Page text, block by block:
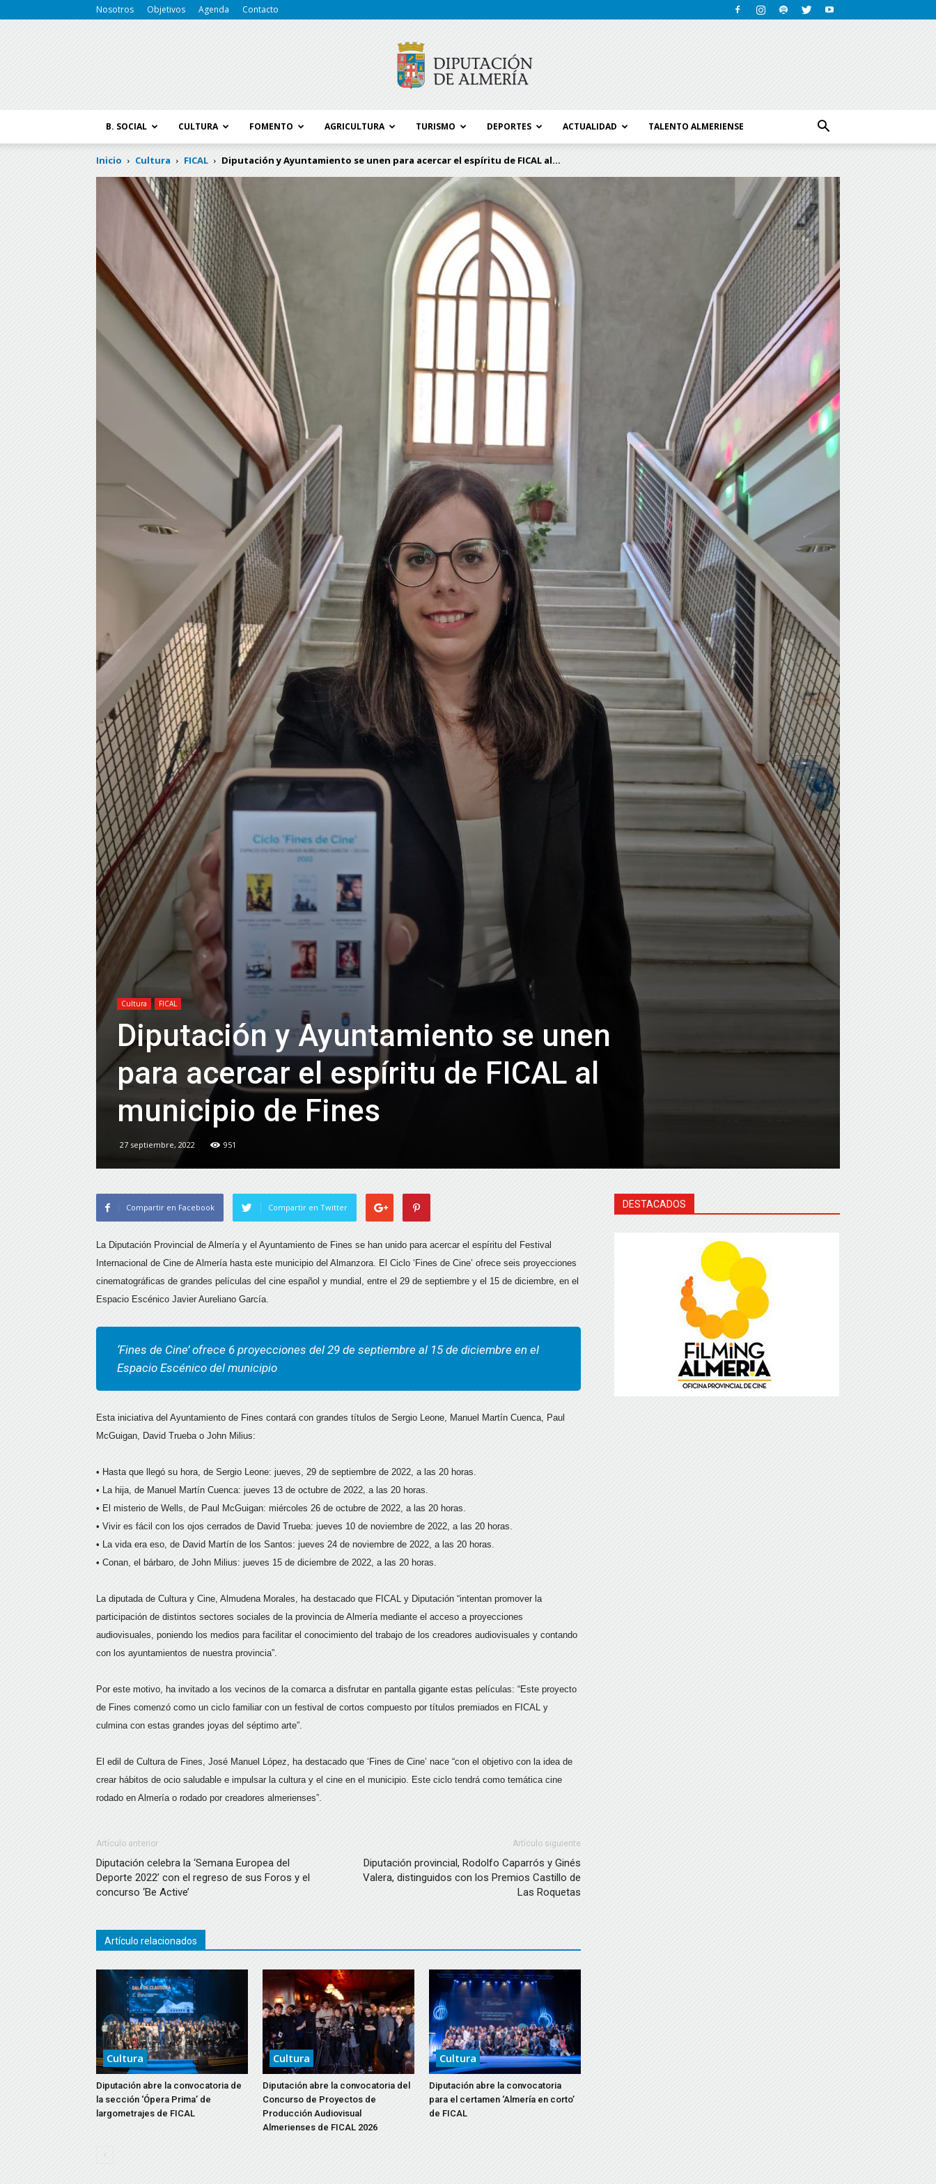
Nosotros Objetivos Agenda Contacto
Diputación
Almería
B. SOCIAL CULTURA FOMENTO AGRICULTURA TURISMO DEPORTES ACTUALIDAD TALENTO ALMERIENSE
Inicio Cultura FICAL Diputación y Ayuntamiento se unen para acercar el espíritu de FICAL al...
Cultura FICAL
Diputación y Ayuntamiento se unen
para acercar el espíritu de FICAL al
municipio de Fines
27 septiembre, 2022 951
Compartir en Facebook Compartir en Twitter
La Diputación Provincial de Almería y el Ayuntamiento de Fines se han unido para acercar el espíritu del Festival
Internacional de Cine de Almería hasta este municipio del Almanzora. El Ciclo ‘Fines de Cine’ ofrece seis proyecciones
cinematográficas de grandes películas del cine español y mundial, entre el 29 de septiembre y el 15 de diciembre, en el
Espacio Escénico Javier Aureliano García.
‘Fines de Cine’ ofrece 6 proyecciones del 29 de septiembre al 15 de diciembre en el
Espacio Escénico del municipio
Esta iniciativa del Ayuntamiento de Fines contará con grandes títulos de Sergio Leone, Manuel Martín Cuenca, Paul
McGuigan, David Trueba o John Milius:
• Hasta que llegó su hora, de Sergio Leone: jueves, 29 de septiembre de 2022, a las 20 horas.
• La hija, de Manuel Martín Cuenca: jueves 13 de octubre de 2022, a las 20 horas.
• El misterio de Wells, de Paul McGuigan: miércoles 26 de octubre de 2022, a las 20 horas.
• Vivir es fácil con los ojos cerrados de David Trueba: jueves 10 de noviembre de 2022, a las 20 horas.
• La vida era eso, de David Martín de los Santos: jueves 24 de noviembre de 2022, a las 20 horas.
• Conan, el bárbaro, de John Milius: jueves 15 de diciembre de 2022, a las 20 horas.
La diputada de Cultura y Cine, Almudena Morales, ha destacado que FICAL y Diputación “intentan promover la
participación de distintos sectores sociales de la provincia de Almería mediante el acceso a proyecciones
audiovisuales, poniendo los medios para facilitar el conocimiento del trabajo de los creadores audiovisuales y contando
con los ayuntamientos de nuestra provincia”.
Por este motivo, ha invitado a los vecinos de la comarca a disfrutar en pantalla gigante estas películas: “Este proyecto
de Fines comenzó como un ciclo familiar con un festival de cortos compuesto por títulos premiados en FICAL y
culmina con estas grandes joyas del séptimo arte”.
El edil de Cultura de Fines, José Manuel López, ha destacado que ‘Fines de Cine’ nace “con el objetivo con la idea de
crear hábitos de ocio saludable e impulsar la cultura y el cine en el municipio. Este ciclo tendrá como temática cine
rodado en Almería o rodado por creadores almerienses”.
Artículo anterior
Diputación celebra la ‘Semana Europea del
Deporte 2022’ con el regreso de sus Foros y el
concurso ‘Be Active’
Artículo siguiente
Diputación provincial, Rodolfo Caparrós y Ginés
Valera, distinguidos con los Premios Castillo de
Las Roquetas
Artículo relacionados
Cultura
Diputación abre la convocatoria de
la sección ‘Ópera Prima’ de
largometrajes de FICAL
Cultura
Diputación abre la convocatoria del
Concurso de Proyectos de
Producción Audiovisual
Almerienses de FICAL 2026
Cultura
Diputación abre la convocatoria
para el certamen ‘Almería en corto’
de FICAL
DESTACADOS